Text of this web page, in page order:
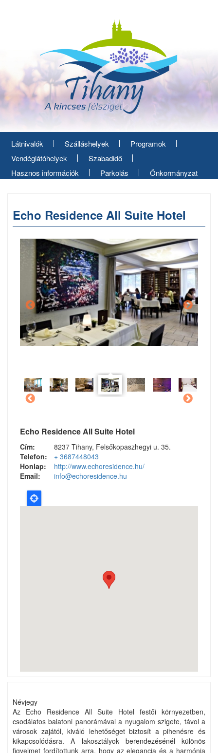
Látnivalók Szálláshelyek
Programok
Vendéglátóhelyek
Szabadidő
Hasznos információk
Parkolás Önkormányzat
Echo Residence All Suite Hotel
Echo Residence All Suite Hotel
Cím:
8237 Tihany, Felsőkopaszhegyi u. 35.
Telefon:
+ 3687448043
Honlap:
http://www.echoresidence.hu/
Email:
info@echoresidence.hu
Névjegy
Az Echo Residence All Suite Hotel festői környezetben,
csodálatos balatoni panorámával a nyugalom szigete, távol a
városok zajától, kiváló lehetőséget biztosít a pihenésre és
kikapcsolódásra. A lakosztályok berendezésénél különös
figyelmet fordítottunk arra, hogy az elegancia és a harmónia